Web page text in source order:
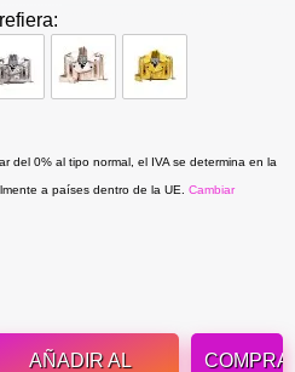
del 0% al tipo normal, el IVA se determina en la
a países dentro de la UE. Cambiar
AÑADIR AL